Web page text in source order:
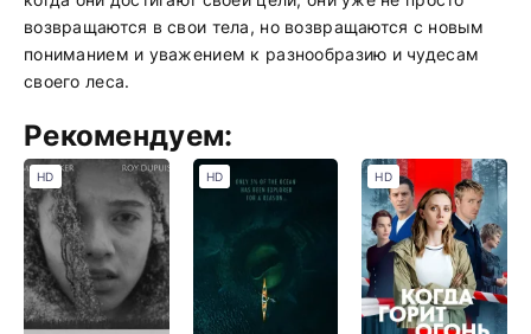
возвращаются в свои тела, но возвращаются с новым
пониманием и уважением к разнообразию и чудесам
своего леса.
Рекомендуем:
HD HD HD